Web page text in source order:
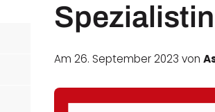
Am 26. September 2023 von